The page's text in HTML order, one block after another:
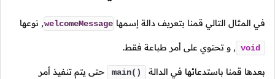
في المثال التالي قمنا بتعريف دالة إسمها welcomeMessage
, نوعها
void
, و تحتوي على أمر طباعة فقط.
بعدها قمنا باستدعائها في الدالة main() حتى يتم تنفيذ أمر